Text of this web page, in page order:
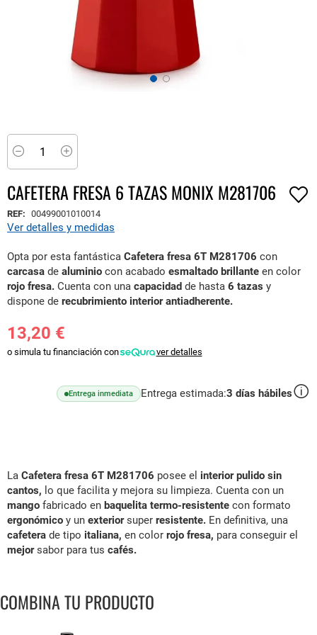
al
comienzo
de
galería
de
imágenes
CAFETERA FRESA 6 TAZAS MONIX M281706
Ver detalles y medidas
REF: 00499001010014
Opta por esta fantástica Cafetera fresa 6T M281706 con
carcasa de aluminio con acabado esmaltado brillante en color
rojo fresa. Cuenta con una capacidad de hasta 6 tazas y
dispone de recubrimiento interior antiadherente.
13,20 €
o simula tu financiación con ver detalles
Minus
Entrega inmediata Entrega estimada:3 días hábiles
La Cafetera fresa 6T M281706 posee el interior pulido sin
cantos, lo que facilita y mejora su limpieza. Cuenta con un
mango fabricado en baquelita termo-resistente con formato
ergonómico y un exteriorsuper resistente. En definitiva, una
cafetera de tipo italiana, en color rojo fresa, para conseguir el
mejorsabor para tus cafés.
COMBINA TU PRODUCTO